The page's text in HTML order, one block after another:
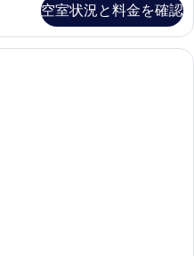
空室状況と料金を確認
スイートルーム | セーフティボック